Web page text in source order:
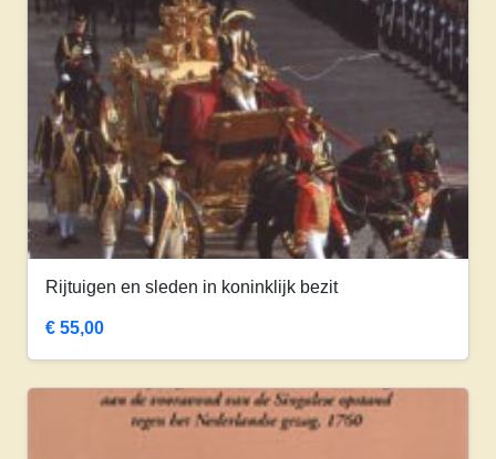
Rijtuigen en sleden in koninklijk bezit
€ 55,00